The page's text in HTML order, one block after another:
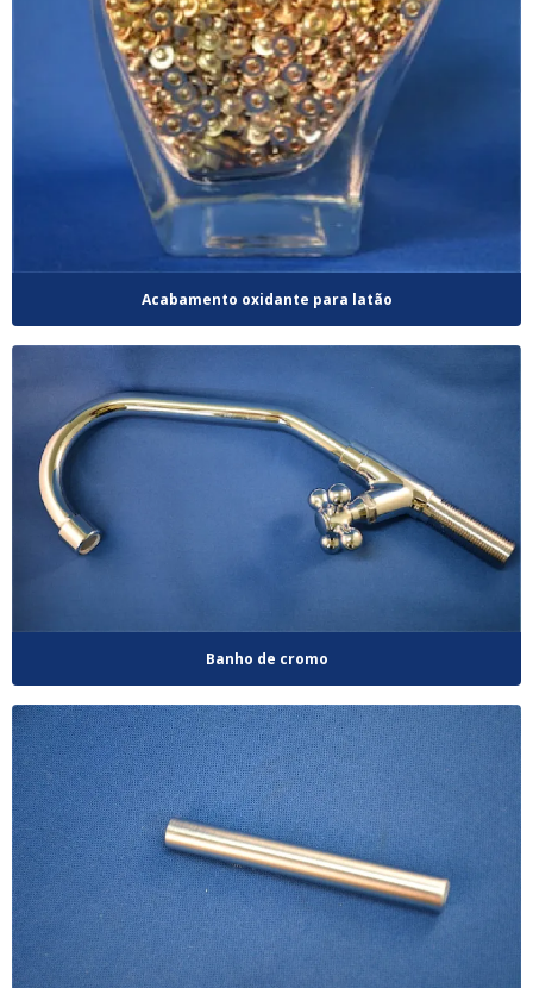
Acabamento oxidante para latão
Banho de cromo